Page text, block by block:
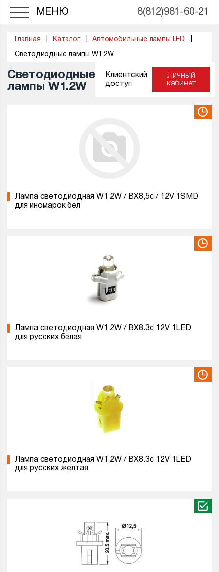
МЕНЮ 8(812)981-60-21
Главная Каталог Автомобильные лампы LED
Светодиодные лампы W1.2W
Светодиодные
лампы W1.2W
Клиентский
доступ
Личный
кабинет
Лампа светодиодная W1,2W / BX8,5d / 12V 1SMD
для иномарок бел
Лампа светодиодная W1.2W / BX8.3d 12V 1LED
для русских белая
Лампа светодиодная W1.2W / BX8.3d 12V 1LED
для русских желтая